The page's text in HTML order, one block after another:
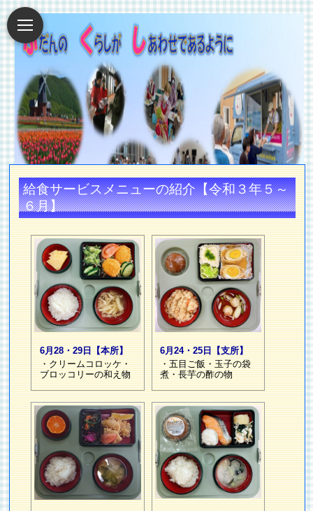
給食サービスメニューの紹介【令和３年５～
６月】
6月28・29日【本所】
・クリームコロッケ・
ブロッコリーの和え物
6月24・25日【支所】
・五目ご飯・玉子の袋
煮・長芋の酢の物